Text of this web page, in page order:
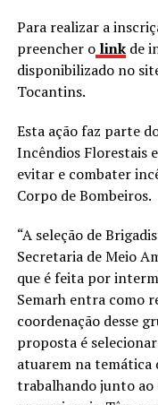
Para realizar a
preencher o linkde
disponibilizado no
Tocantins.
Esta ação faz parte
Incêndios Florestais
evitar e combater
Corpo de Bombeiros.
“A seleção de
Secretaria de Meio
que é feita por
Semarh entra como
coordenação desse
proposta é
atuarem na temática
trabalhando junto ao